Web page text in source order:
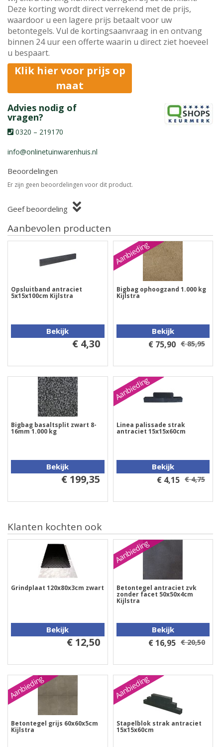
Deze korting wordt direct verrekend met de prijs,
waardoor u een lagere prijs betaalt voor uw
betontegels. Vul de kortingsaanvraag in en ontvang
binnen 24 uur een offerte waarin u direct ziet hoeveel
u bespaart.
Klik hier voor prijs op
maat
Advies nodig of
vragen?
0320 – 219170
info@onlinetuinwarenhuis.nl
Beoordelingen
Er zijn geen beoordelingen voor dit product.
Geef beoordeling
Aanbevolen producten
Opsluitband antraciet
5x15x100cm Kijlstra
Bekijk
€ 4,30
Aanbieding
Bigbag ophoogzand 1.000 kg
Kijlstra
Bekijk
€ 75,90 € 85,95
Bigbag basaltsplit zwart 8-
16mm 1.000 kg
Bekijk
€ 199,35
Aanbieding
Linea palissade strak
antraciet 15x15x60cm
Bekijk
€ 4,15 € 4,75
Klanten kochten ook
Grindplaat 120x80x3cm zwart
Bekijk
€ 12,50
Aanbieding
Betontegel antraciet zvk
zonder facet 50x50x4cm
Kijlstra
Bekijk
€ 16,95 € 20,50
Aanbieding
Betontegel grijs 60x60x5cm
Kijlstra
Aanbieding
Stapelblok strak antraciet
15x15x60cm